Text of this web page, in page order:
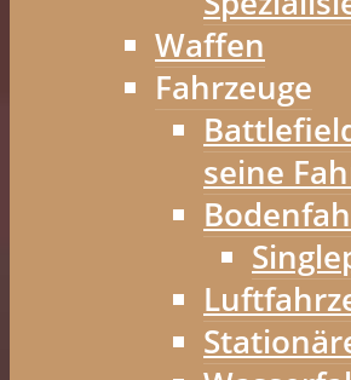
Waffen
Fahrzeuge
seine